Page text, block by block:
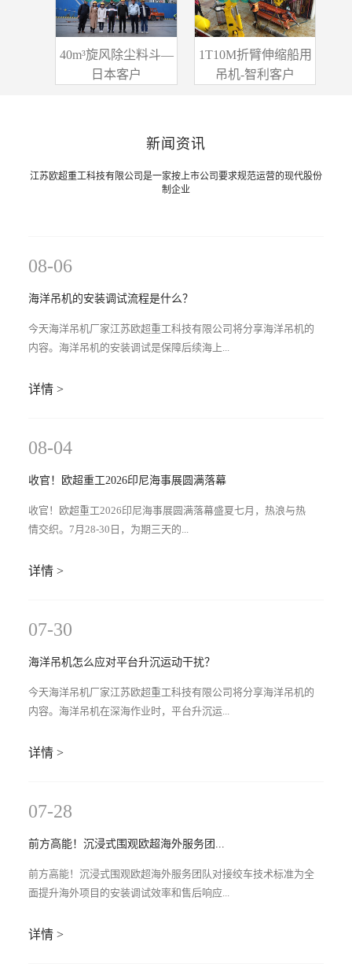
40m³旋风除尘料斗—
日本客户
1T10M折臂伸缩船用
吊机-智利客户
新闻资讯
江苏欧超重工科技有限公司是一家按上市公司要求规范运营的现代股份
制企业
08-06
海洋吊机的安装调试流程是什么？
今天海洋吊机厂家江苏欧超重工科技有限公司将分享海洋吊机的
内容。海洋吊机的安装调试是保障后续海上...
详情 >
08-04
收官！欧超重工2026印尼海事展圆满落幕
收官！欧超重工2026印尼海事展圆满落幕盛夏七月，热浪与热
情交织。7月28-30日，为期三天的...
详情 >
07-30
海洋吊机怎么应对平台升沉运动干扰？
今天海洋吊机厂家江苏欧超重工科技有限公司将分享海洋吊机的
内容。海洋吊机在深海作业时，平台升沉运...
详情 >
07-28
前方高能！沉浸式围观欧超海外服务团...
前方高能！沉浸式围观欧超海外服务团队对接绞车技术标准为全
面提升海外项目的安装调试效率和售后响应...
详情 >